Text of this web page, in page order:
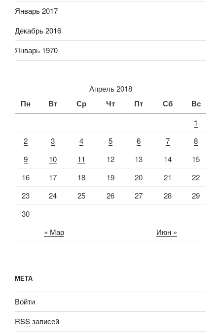
Январь 2017
Декабрь 2016
Январь 1970
Апрель 2018
Пн Вт Ср Чт Пт Сб Вс
« Мар Июн »
1
2
3 4 5 6 7
8
9
10 11 12 13 14
15
16
17 18 19 20 21
22
23
24 25 26 27 28
29
30
МЕТА
Войти
RSSзаписей